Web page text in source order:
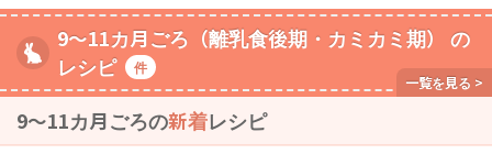
9～11カ月ごろ（離乳食後期・カミカミ期） の
レシピ
件
9〜11カ月ごろの新着レシピ